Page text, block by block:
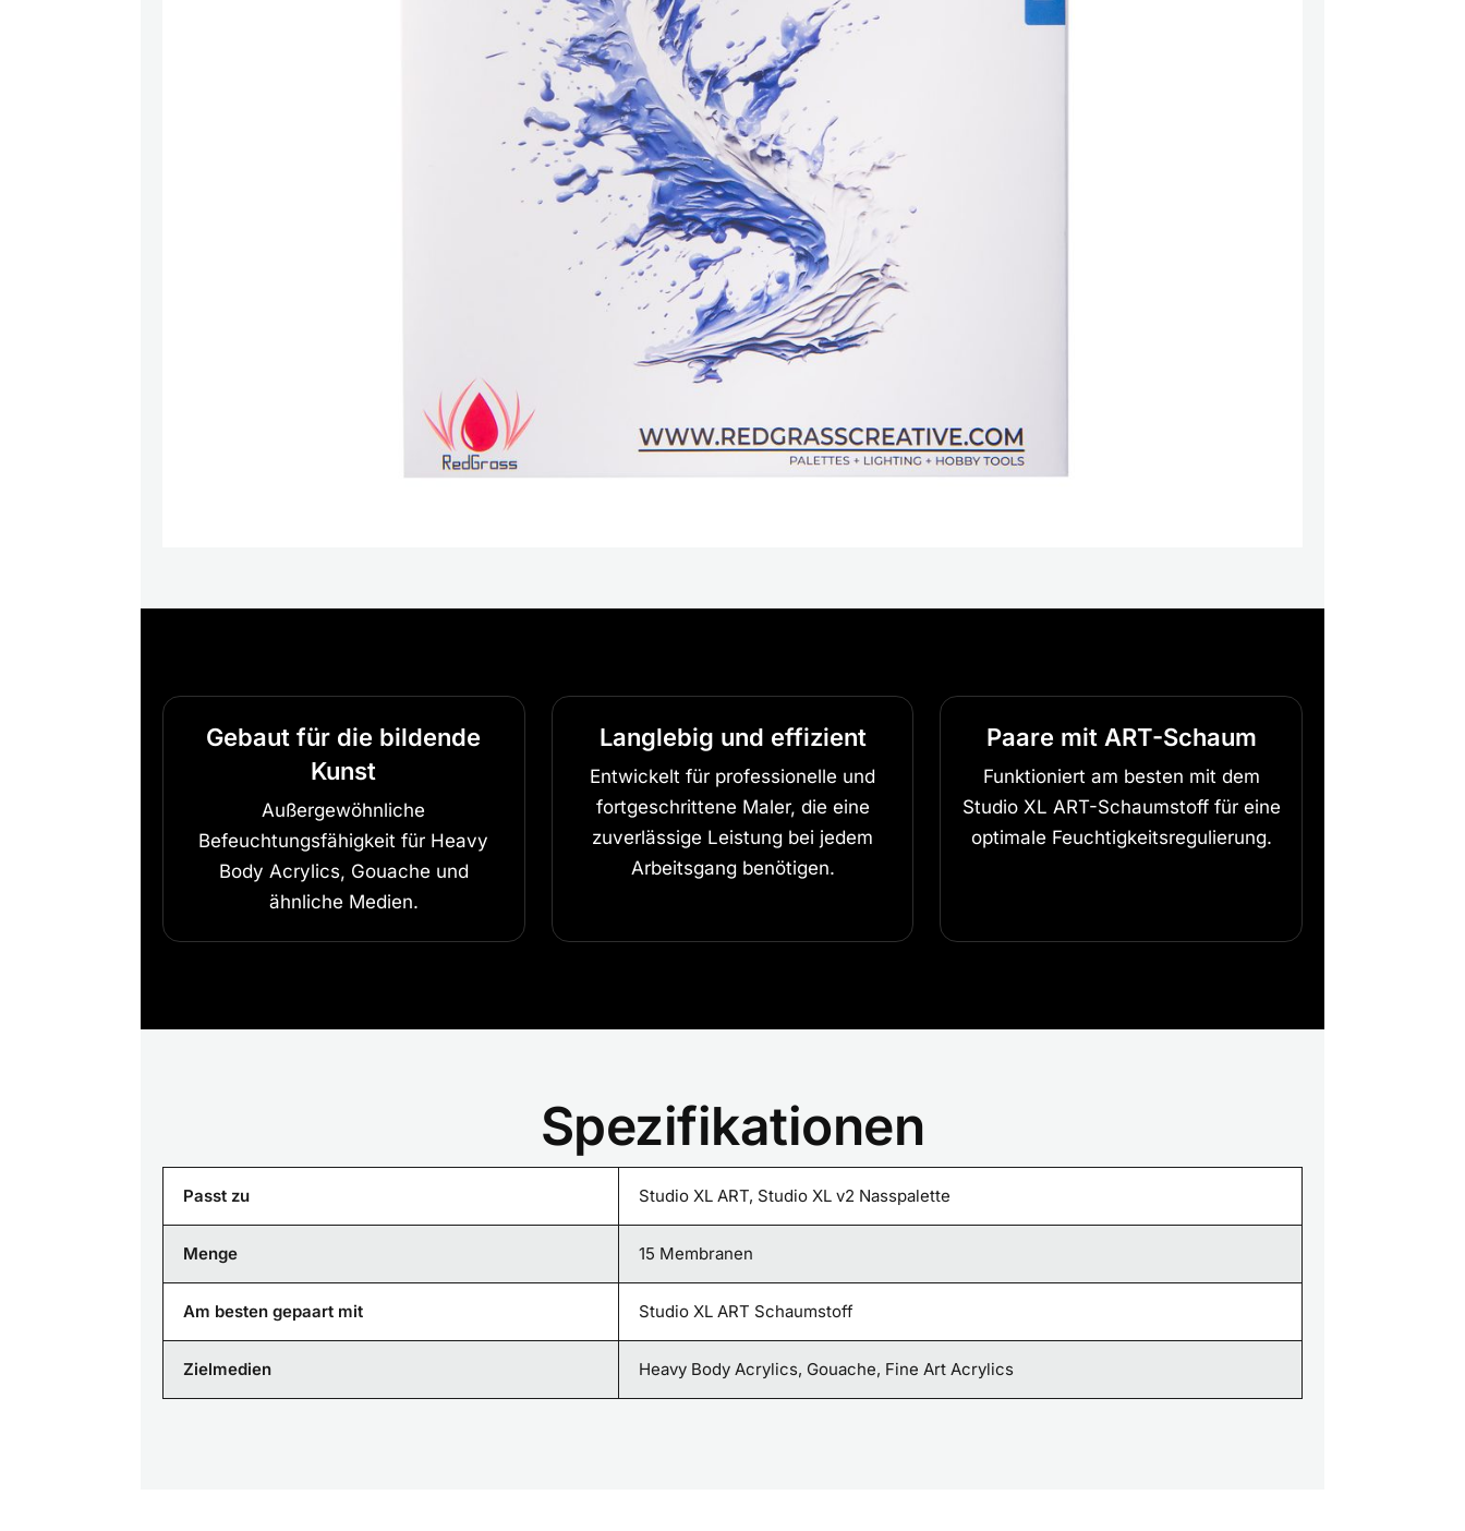
Gebaut für die bildende
Kunst
Außergewöhnliche
Befeuchtungsfähigkeit für Heavy
Body Acrylics, Gouache und
ähnliche Medien.
Langlebig und effizient
Entwickelt für professionelle und
fortgeschrittene Maler, die eine
zuverlässige Leistung bei jedem
Arbeitsgang benötigen.
Paare mit ART-Schaum
Funktioniert am besten mit dem
Studio XL ART-Schaumstoff für eine
optimale Feuchtigkeitsregulierung.
Spezifikationen
Passt zu Studio XL ART, Studio XL v2 Nasspalette
Menge 15 Membranen
Am besten gepaart mit Studio XL ART Schaumstoff
Zielmedien Heavy Body Acrylics, Gouache, Fine Art Acrylics